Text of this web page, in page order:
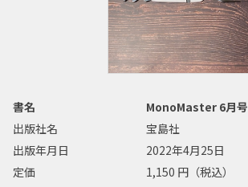
書名
MonoMaster 6月号
出版社名
宝島社
出版年月日
2022年4月25日
定価
1,150 円（税込）